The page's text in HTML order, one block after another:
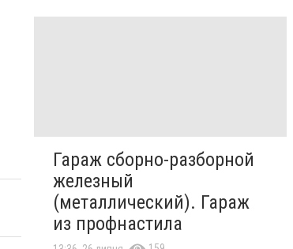
Гараж сборно-разборной
железный
(металлический). Гараж
из профнастила